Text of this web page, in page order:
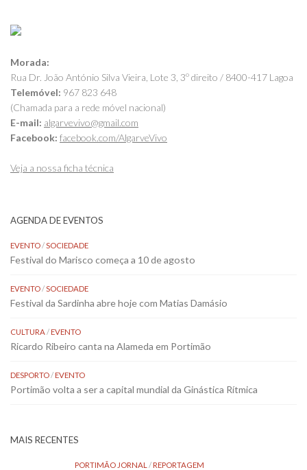
Morada:
Rua Dr. João António Silva Vieira, Lote 3, 3º direito / 8400-417 Lagoa
Telemóvel: 967 823 648
(Chamada para a rede móvel nacional)
E-mail: algarvevivo@gmail.com
Facebook: facebook.com/AlgarveVivo
Veja a nossa ficha técnica
AGENDA DE EVENTOS
EVENTO/SOCIEDADE
Festival do Marisco começa a 10 de agosto
EVENTO/SOCIEDADE
Festival da Sardinha abre hoje com Matias Damásio
CULTURA/EVENTO
Ricardo Ribeiro canta na Alameda em Portimão
DESPORTO/EVENTO
Portimão volta a ser a capital mundial da Ginástica Rítmica
MAIS RECENTES
PORTIMÃO JORNAL /REPORTAGEM